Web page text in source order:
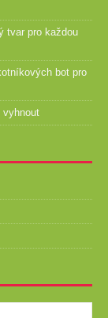
tvar pro každou
bot pro
vyhnout